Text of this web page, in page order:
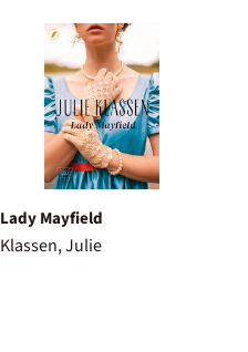
Lady Mayfield
Klassen, Julie